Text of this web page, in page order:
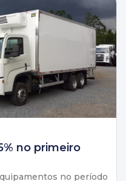
no primeiro
no período